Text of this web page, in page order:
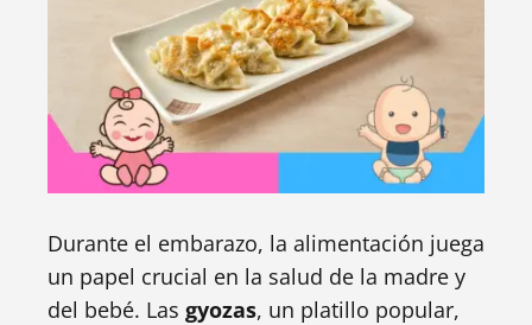
Durante el embarazo, la alimentación juega
un papel crucial en la salud de la madre y
del bebé. Las gyozas, un platillo popular,